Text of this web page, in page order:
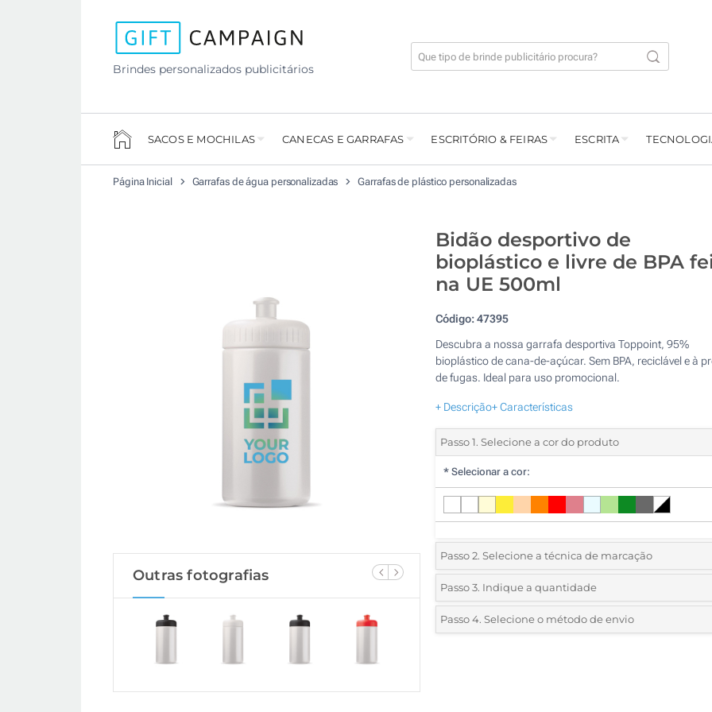
Brindes personalizados publicitários
SACOS E MOCHILAS CANECAS E GARRAFAS ESCRITÓRIO & FEIRAS ESCRITA
Página Inicial Garrafas de água personalizadas Garrafas de plástico personalizadas
Outras fotografias
Bidão desportivo de
bioplástico e livre de BPA
na UE 500ml
Código:47395
Descubra a nossa garrafa desportiva Toppoint, 95%
bioplástico de cana-de-açúcar. Sem BPA, reciclável e à
de fugas. Ideal para uso promocional.
+ Descrição+ Características
Passo 1. Selecione a cor do produto
* Selecionar a cor:
Passo 2. Selecione a técnica de marcação
*Selecione o tipo de marcação e as cores do logotipo:
1 Cor (Impressão circular)
Passo 3. Indique a quantidade
*Quantidade mínima:25
Passo 4. Selecione o método de envio